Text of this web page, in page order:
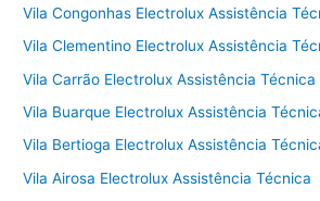
Vila Congonhas Electrolux Assistência
Vila Clementino Electrolux Assistência
Vila Carrão Electrolux Assistência Técnica
Vila Buarque Electrolux Assistência
Vila Bertioga Electrolux Assistência
Vila Airosa Electrolux Assistência Técnica